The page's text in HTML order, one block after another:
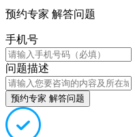
预约专家 解答问题
手机号
问题描述
预约专家 解答问题